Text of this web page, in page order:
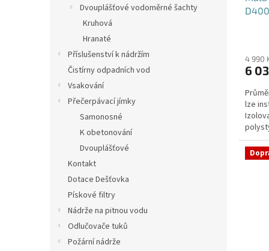
Dvouplášťové vodoměrné šachty
Kruhová
Hranaté
Příslušenství k nádržím
Čistírny odpadních vod
Vsakování
Přečerpávací jímky
Samonosné
K obetonování
Dvouplášťové
Kontakt
Dotace Dešťovka
Pískové filtry
Nádrže na pitnou vodu
Odlučovače tuků
Požární nádrže
je
z
5
4 990
6
lze
DN400